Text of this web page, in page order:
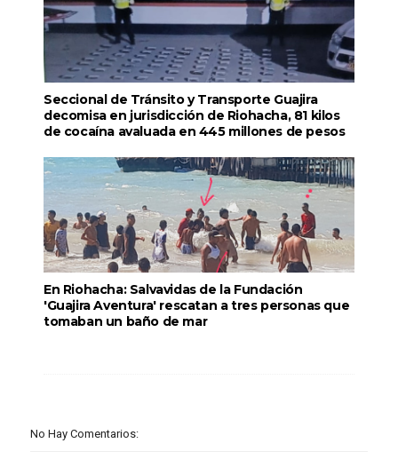
Seccional de Tránsito y Transporte Guajira
decomisa en jurisdicción de Riohacha, 81 kilos
de cocaína avaluada en 445 millones de pesos
En Riohacha: Salvavidas de la Fundación
'Guajira Aventura' rescatan a tres personas que
tomaban un baño de mar
No Hay Comentarios: